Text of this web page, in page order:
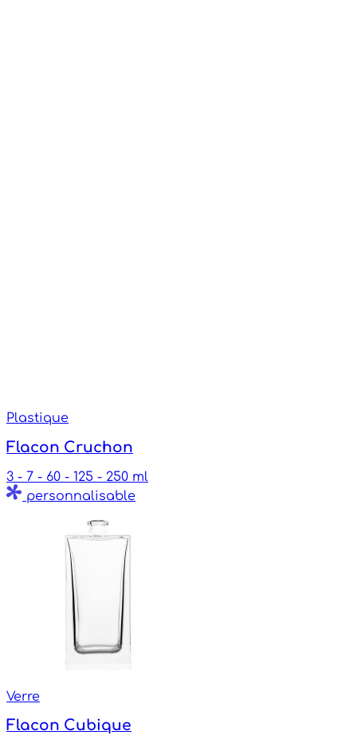
Plastique
Flacon Cruchon
3 - 7 - 60 - 125 - 250 ml
personnalisable
Verre
Flacon Cubique